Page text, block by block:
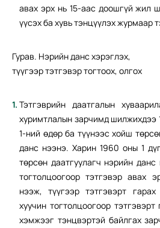
авах эрх нь 15-аас доошгүй жил
үүсэх ба хувь тэнцүүлэх журмаар
Гурав. Нэрийн данс хэрэглэх,
түүгээр тэтгэвэр тогтоох, олгох
Тэтгэврийн даатгалын
хуримтлалын зарчимд шилжихдээ
1-ний өдөр ба түүнээс хойш
данс нээнэ. Харин 1960 оны 1
төрсөн даатгуулагч нэрийн
тогтолцоогоор тэтгэвэр авах
нээж, түүгээр тэтгэвэрт
хуучин тогтолцоогоор
хэмжээг тэнцвэртэй байлгах